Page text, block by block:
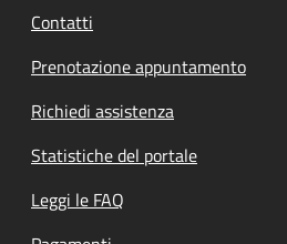
Contatti
Prenotazione appuntamento
Richiedi assistenza
Statistiche del portale
Leggi le FAQ